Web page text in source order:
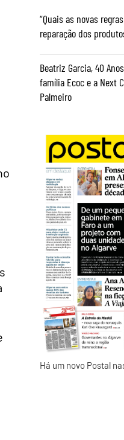
“Quais as novas
reparação dos
Beatriz Garcia, 40
família Ecoc e a Next
Palmeiro
Há um novo Postal